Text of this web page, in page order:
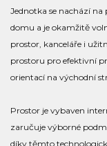
Jednotka se nachází
domu a je okamžitě
prostor, kanceláře i
prostoru pro efektivní
orientací na východní
Prostor je vybaven
zaručuje výborné
díky těmto